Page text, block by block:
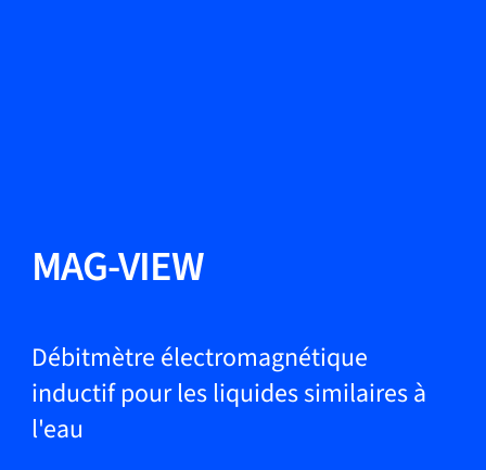
Produits
Applications
Service et assistance
MAG-VIEW
Débitmètre électromagnétique
inductif pour les liquides similaires à
l'eau